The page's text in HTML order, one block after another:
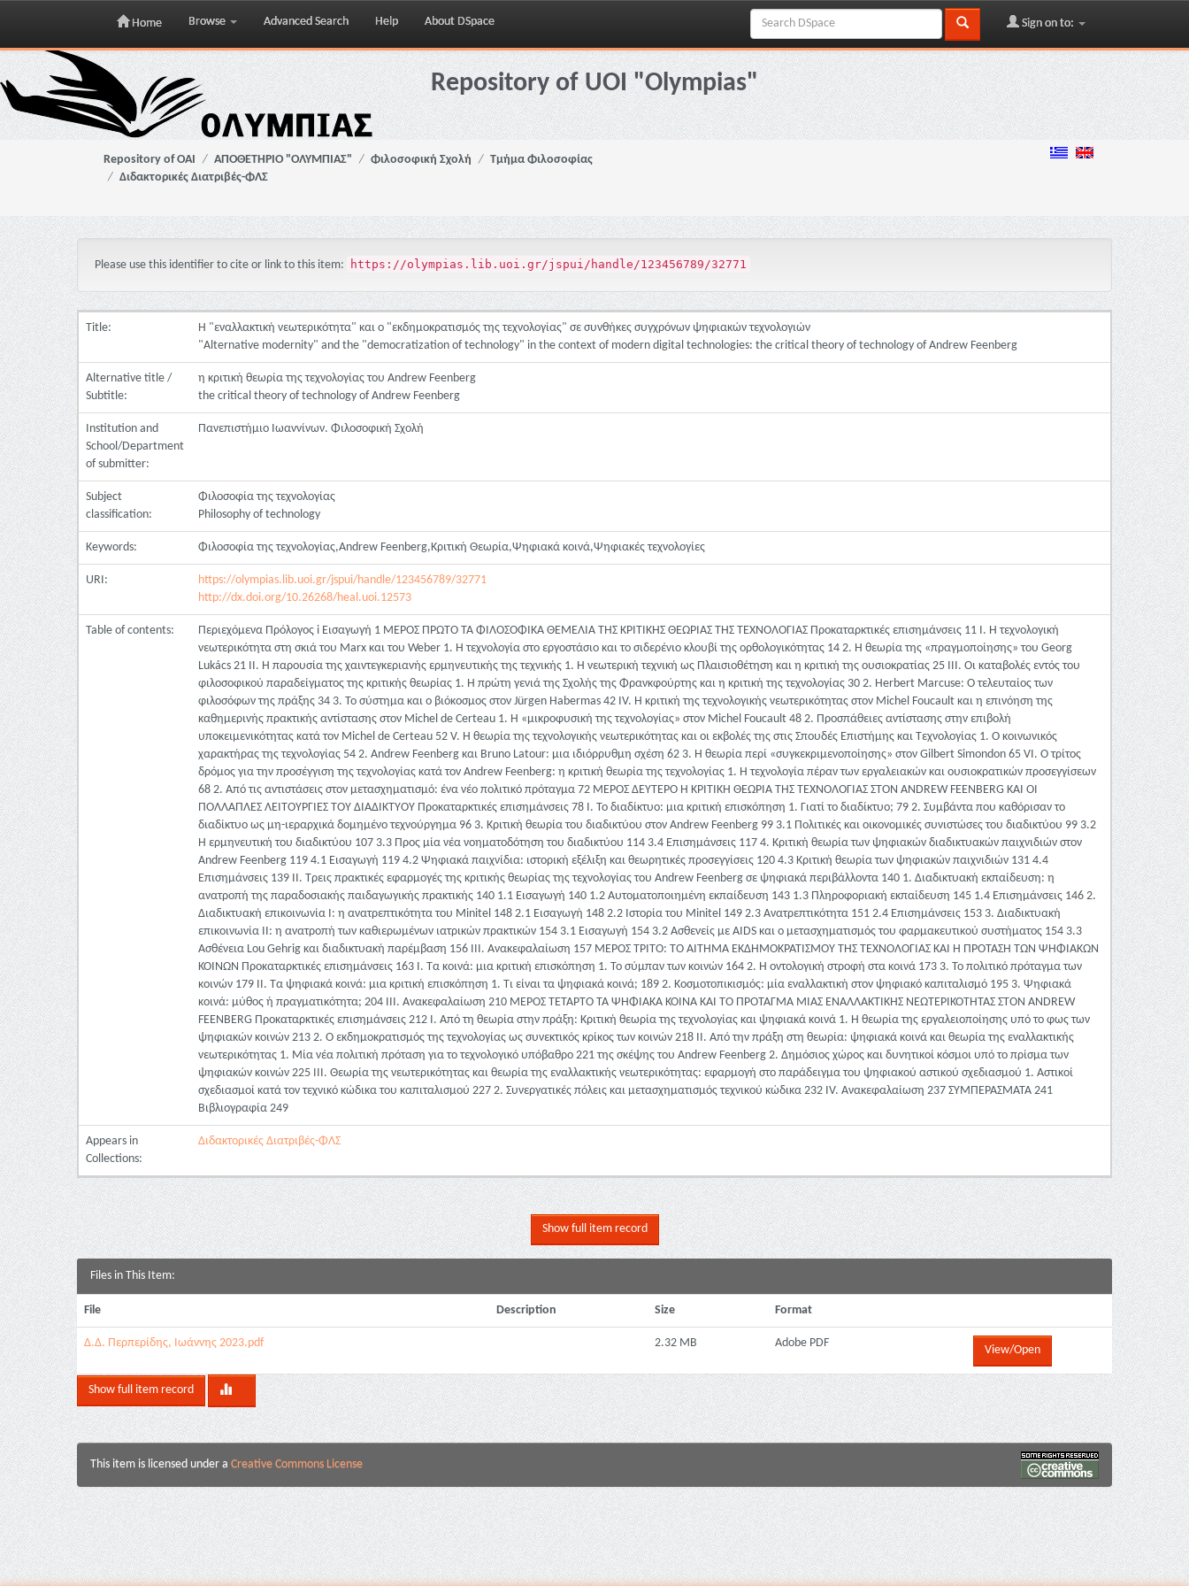
Skip
navigation
Home Browse Advanced Search Help About DSpace Sign on to:
Repository of UOI "Olympias"
Repository of OAI ΑΠΟΘΕΤΗΡΙΟ "ΟΛΥΜΠΙΑΣ" Φιλοσοφική Σχολή
Τμήμα Φιλοσοφίας
Διδακτορικές Διατριβές-ΦΛΣ
Please use this identifier to cite or link to this item: https://olympias.lib.uoi.gr/jspui/handle/123456789/32771
Title:
H "εναλλακτική νεωτερικότητα" και ο "εκδημοκρατισμός της τεχνολογίας" σε συνθήκες συγχρόνων ψηφιακών τεχνολογιών
"Alternative modernity" and the "democratization of technology" in the context of modern digital technologies: the critical theory of technology of Andrew Feenberg
Alternative title /
Subtitle:
η κριτική θεωρία της τεχνολογίας του Andrew Feenberg
the critical theory of technology of Andrew Feenberg
Institution and
School/Department
of submitter:
Πανεπιστήμιο Ιωαννίνων. Φιλοσοφική Σχολή
Subject
classification:
Φιλοσοφία της τεχνολογίας
Philosophy of technology
Keywords: Φιλοσοφία της τεχνολογίας,Andrew Feenberg,Κριτική Θεωρία,Ψηφιακά κοινά,Ψηφιακές τεχνολογίες
URI:
https://olympias.lib.uoi.gr/jspui/handle/123456789/32771
http://dx.doi.org/10.26268/heal.uoi.12573
Table of contents:
Περιεχόμενα Πρόλογος i Εισαγωγή 1 ΜΕΡΟΣ ΠΡΩΤΟ ΤΑ ΦΙΛΟΣΟΦΙΚΑ ΘΕΜΕΛΙΑ ΤΗΣ ΚΡΙΤΙΚΉΣ ΘΕΩΡΙΑΣ ΤΗΣ ΤΕΧΝΟΛΟΓΊΑΣ Προκαταρκτικές επισημάνσεις 11 Ι. Η τεχνολογική
νεωτερικότητα στη σκιά του Marx και του Weber 1. Η τεχνολογία στο εργοστάσιο και το σιδερένιο κλουβί της ορθολογικότητας 14 2. Η θεωρία της «πραγμοποίησης» του Georg
Lukács 21 IΙ. Η παρουσία της χαιντεγκεριανής ερμηνευτικής της τεχνικής 1. Η νεωτερική τεχνική ως Πλαισιοθέτηση και η κριτική της ουσιοκρατίας 25 ΙII. Οι καταβολές εντός του
φιλοσοφικού παραδείγματος της κριτικής θεωρίας 1. Η πρώτη γενιά της Σχολής της Φρανκφούρτης και η κριτική της τεχνολογίας 30 2. Herbert Marcuse: Ο τελευταίος των
φιλοσόφων της πράξης 34 3. Το σύστημα και ο βιόκοσμος στον Jürgen Habermas 42 IV. Η κριτική της τεχνολογικής νεωτερικότητας στον Michel Foucault και η επινόηση της
καθημερινής πρακτικής αντίστασης στον Michel de Certeau 1. Η «μικροφυσική της τεχνολογίας» στον Michel Foucault 48 2. Προσπάθειες αντίστασης στην επιβολή
υποκειμενικότητας κατά τον Michel de Certeau 52 V. Η θεωρία της τεχνολογικής νεωτερικότητας και οι εκβολές της στις Σπουδές Επιστήμης και Τεχνολογίας 1. Ο κοινωνικός
χαρακτήρας της τεχνολογίας 54 2. Andrew Feenberg και Bruno Latour: μια ιδιόρρυθμη σχέση 62 3. Η θεωρία περί «συγκεκριμενοποίησης» στον Gilbert Simondon 65 VI. Ο τρίτος
δρόμος για την προσέγγιση της τεχνολογίας κατά τον Andrew Feenberg: η κριτική θεωρία της τεχνολογίας 1. Η τεχνολογία πέραν των εργαλειακών και ουσιοκρατικών προσεγγίσεων
68 2. Από τις αντιστάσεις στον μετασχηματισμό: ένα νέο πολιτικό πρόταγμα 72 ΜΕΡΟΣ ΔΕΥΤΕΡΟ Η ΚΡΙΤΙΚΗ ΘΕΩΡΙΑ ΤΗΣ ΤΕΧΝΟΛΟΓΙΑΣ ΣΤΟΝ ANDREW FEENBERG ΚΑΙ ΟΙ
ΠΟΛΛΑΠΛΕΣ ΛΕΙΤΟΥΡΓΙΕΣ ΤΟΥ ΔΙΑΔΙΚΤΥΟΥ Προκαταρκτικές επισημάνσεις 78 Ι. Το διαδίκτυο: μια κριτική επισκόπηση 1. Γιατί το διαδίκτυο; 79 2. Συμβάντα που καθόρισαν το
διαδίκτυο ως μη-ιεραρχικά δομημένο τεχνούργημα 96 3. Κριτική θεωρία του διαδικτύου στον Andrew Feenberg 99 3.1 Πολιτικές και οικονομικές συνιστώσες του διαδικτύου 99 3.2
Η ερμηνευτική του διαδικτύου 107 3.3 Προς μία νέα νοηματοδότηση του διαδικτύου 114 3.4 Επισημάνσεις 117 4. Κριτική θεωρία των ψηφιακών διαδικτυακών παιχνιδιών στον
Andrew Feenberg 119 4.1 Εισαγωγή 119 4.2 Ψηφιακά παιχνίδια: ιστορική εξέλιξη και θεωρητικές προσεγγίσεις 120 4.3 Κριτική θεωρία των ψηφιακών παιχνιδιών 131 4.4
Επισημάνσεις 139 ΙI. Τρεις πρακτικές εφαρμογές της κριτικής θεωρίας της τεχνολογίας του Andrew Feenberg σε ψηφιακά περιβάλλοντα 140 1. Διαδικτυακή εκπαίδευση: η
ανατροπή της παραδοσιακής παιδαγωγικής πρακτικής 140 1.1 Εισαγωγή 140 1.2 Αυτοματοποιημένη εκπαίδευση 143 1.3 Πληροφοριακή εκπαίδευση 145 1.4 Επισημάνσεις 146 2.
Διαδικτυακή επικοινωνία Ι: η ανατρεπτικότητα του Minitel 148 2.1 Εισαγωγή 148 2.2 Ιστορία του Minitel 149 2.3 Ανατρεπτικότητα 151 2.4 Επισημάνσεις 153 3. Διαδικτυακή
επικοινωνία ΙΙ: η ανατροπή των καθιερωμένων ιατρικών πρακτικών 154 3.1 Εισαγωγή 154 3.2 Ασθενείς με AIDS και ο μετασχηματισμός του φαρμακευτικού συστήματος 154 3.3
Ασθένεια Lou Gehrig και διαδικτυακή παρέμβαση 156 ΙII. Ανακεφαλαίωση 157 ΜΕΡΟΣ ΤΡΊΤΟ: ΤΟ ΑΙΤΗΜΑ ΕΚΔΗΜΟΚΡΑΤΙΣΜΟΥ ΤΗΣ ΤΕΧΝΟΛΟΓΙΑΣ ΚΑΙ Η ΠΡΟΤΑΣΗ ΤΩΝ ΨΗΦΙΑΚΩΝ
ΚΟΙΝΩΝ Προκαταρκτικές επισημάνσεις 163 Ι. Τα κοινά: μια κριτική επισκόπηση 1. Το σύμπαν των κοινών 164 2. Η οντολογική στροφή στα κοινά 173 3. Το πολιτικό πρόταγμα των
κοινών 179 ΙΙ. Τα ψηφιακά κοινά: μια κριτική επισκόπηση 1. Τι είναι τα ψηφιακά κοινά; 189 2. Κοσμοτοπικισμός: μία εναλλακτική στον ψηφιακό καπιταλισμό 195 3. Ψηφιακά
κοινά: μύθος ή πραγματικότητα; 204 IIΙ. Ανακεφαλαίωση 210 ΜΕΡΟΣ ΤΕΤΑΡΤΟ ΤΑ ΨΗΦΙΑΚΑ ΚΟΙΝΑ ΚΑΙ ΤΟ ΠΡΟΤΑΓΜΑ ΜΙΑΣ ΕΝΑΛΛΑΚΤΙΚΗΣ ΝΕΩΤΕΡΙΚΟΤΗΤΑΣ ΣΤΟΝ ANDREW
FEENBERG Προκαταρκτικές επισημάνσεις 212 Ι. Από τη θεωρία στην πράξη: Κριτική θεωρία της τεχνολογίας και ψηφιακά κοινά 1. Η θεωρία της εργαλειοποίησης υπό το φως των
ψηφιακών κοινών 213 2. Ο εκδημοκρατισμός της τεχνολογίας ως συνεκτικός κρίκος των κοινών 218 II. Από την πράξη στη θεωρία: ψηφιακά κοινά και θεωρία της εναλλακτικής
νεωτερικότητας 1. Μία νέα πολιτική πρόταση για το τεχνολογικό υπόβαθρο 221 της σκέψης του Andrew Feenberg 2. Δημόσιος χώρος και δυνητικοί κόσμοι υπό το πρίσμα των
ψηφιακών κοινών 225 III. Θεωρία της νεωτερικότητας και θεωρία της εναλλακτικής νεωτερικότητας: εφαρμογή στο παράδειγμα του ψηφιακού αστικού σχεδιασμού 1. Αστικοί
σχεδιασμοί κατά τον τεχνικό κώδικα του καπιταλισμού 227 2. Συνεργατικές πόλεις και μετασχηματισμός τεχνικού κώδικα 232 IV. Ανακεφαλαίωση 237 ΣΥΜΠΕΡΑΣΜΑΤΑ 241
Βιβλιογραφία 249
Appears in
Collections:
Διδακτορικές Διατριβές-ΦΛΣ
Show full item record
Files in This Item:
File Description Size Format
Δ.Δ. Περπερίδης, Ιωάννης 2023.pdf 2.32 MB Adobe PDF
View/Open
Show full item record
This item is licensed under a Creative Commons License